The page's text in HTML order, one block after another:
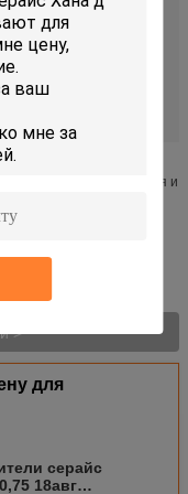
18авг для
соединителя и
Соединители,
схема
>
для
серайс
18авг